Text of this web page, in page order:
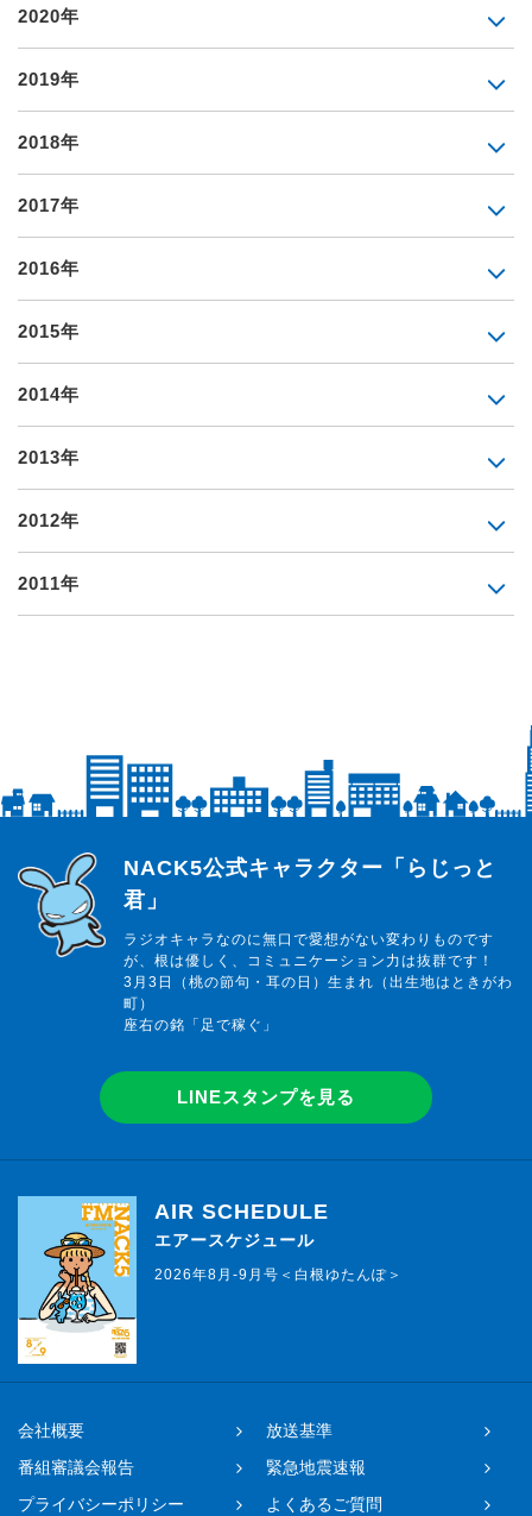
2020年
2019年
2018年
2017年
2016年
2015年
2014年
2013年
2012年
2011年
らじっと君
NACK5公式キャラクター「らじっと
君」
ラジオキャラなのに無口で愛想がない変わりものです
が、根は優しく、コミュニケーション力は抜群です！
3月3日（桃の節句・耳の日）生まれ（出生地はときがわ
町）
座右の銘「足で稼ぐ」
LINEスタンプを見る
AIR SCHEDULE
エアースケジュール
2026年8月-9月号＜白根ゆたんぽ＞
会社概要
放送基準
番組審議会報告
緊急地震速報
プライバシーポリシー
よくあるご質問